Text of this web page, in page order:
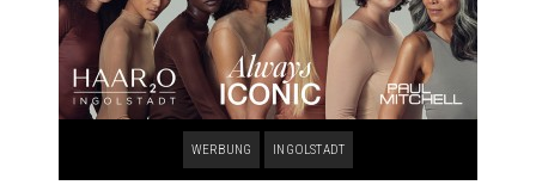
WERBUNG INGOLSTADT